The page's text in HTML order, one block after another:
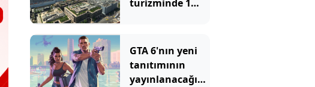
turizminde 1
ilerliyor
GTA 6'nın yeni
tanıtımının
yayınlanacağı